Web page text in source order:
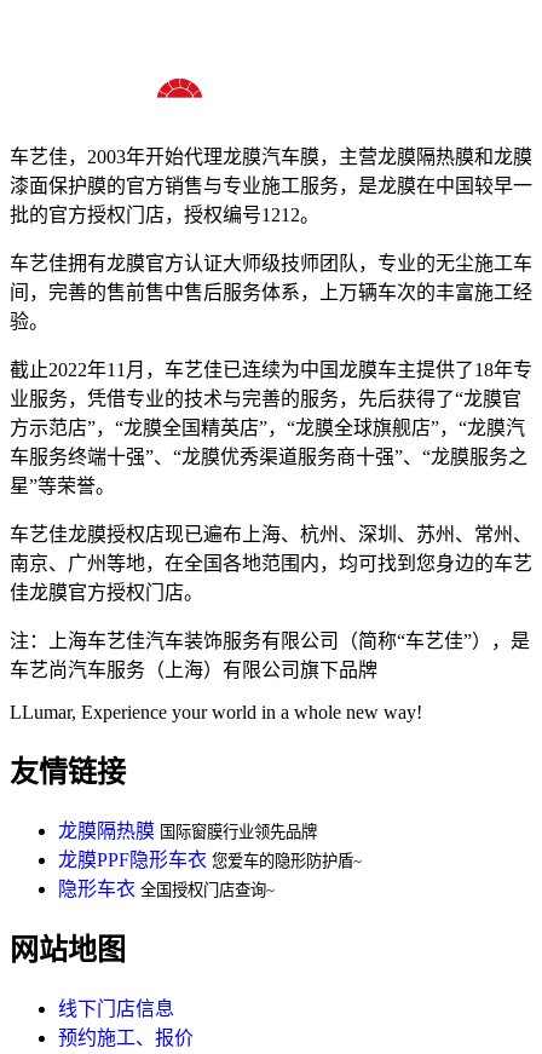
车艺佳，2003年开始代理龙膜汽车膜，主营龙膜隔热膜和龙膜
漆面保护膜的官方销售与专业施工服务，是龙膜在中国较早一
批的官方授权门店，授权编号1212。
车艺佳拥有龙膜官方认证大师级技师团队，专业的无尘施工车
间，完善的售前售中售后服务体系，上万辆车次的丰富施工经
验。
截止2022年11月，车艺佳已连续为中国龙膜车主提供了18年专
业服务，凭借专业的技术与完善的服务，先后获得了“龙膜官
方示范店”，“龙膜全国精英店”，“龙膜全球旗舰店”，“龙膜汽
车服务终端十强”、“龙膜优秀渠道服务商十强”、“龙膜服务之
星”等荣誉。
车艺佳龙膜授权店现已遍布上海、杭州、深圳、苏州、常州、
南京、广州等地，在全国各地范围内，均可找到您身边的车艺
佳龙膜官方授权门店。
注：上海车艺佳汽车装饰服务有限公司（简称“车艺佳”），是
车艺尚汽车服务（上海）有限公司旗下品牌
LLumar, Experience your world in a whole new way!
友情链接
龙膜隔热膜 国际窗膜行业领先品牌
龙膜PPF隐形车衣 您爱车的隐形防护盾~
隐形车衣 全国授权门店查询~
网站地图
线下门店信息
预约施工、报价